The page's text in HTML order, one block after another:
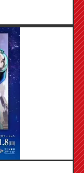
တွေမှာ အချိန်
ာဖြစ်ပြီး အထူး
ပေါင်း အမျိုး